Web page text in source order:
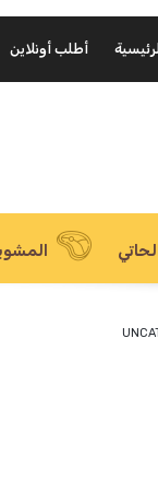
أطلب أونلاين